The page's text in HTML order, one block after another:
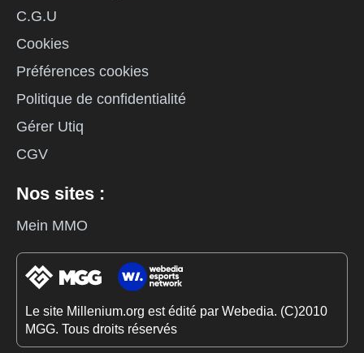
C.G.U
Cookies
Préférences cookies
Politique de confidentialité
Gérer Utiq
CGV
Nos sites :
Mein MMO
Le site Millenium.org est édité par Webedia. (C)2010
MGG. Tous droits réservés